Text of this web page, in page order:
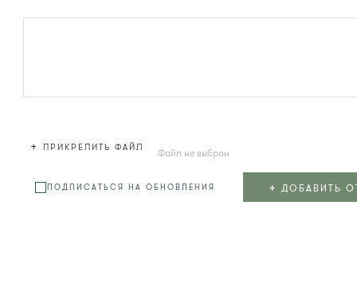
+ ПРИКРЕПИТЬ ФАЙЛ Файл не выбран
ПОДПИСАТЬСЯ НА ОБНОВЛЕНИЯ + ДОБАВИТЬ